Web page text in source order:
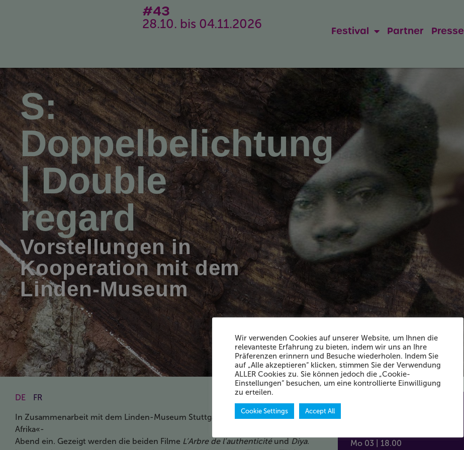
#43
28.10. bis 04.11.2026
Festival Partner Presse
S:
Doppelbelichtung
| Double
regard
Vorstellungen in
Kooperation mit dem
Linden-Museum
DE FR
In Zusammenarbeit mit dem Linden-Museum Stuttgart laden wir zu einem »Fokus
Afrika«-
Abend ein. Gezeigt werden die beiden Filme L’Arbre de l’authenticitéund Diya.
Mo 03 | 18.00
Wir verwenden Cookies auf unserer Website, um Ihnen die
relevanteste Erfahrung zu bieten, indem wir uns an Ihre
Präferenzen erinnern und Besuche wiederholen. Indem Sie
auf „Alle akzeptieren“ klicken, stimmen Sie der Verwendung
ALLER Cookies zu. Sie können jedoch die „Cookie-
Einstellungen“ besuchen, um eine kontrollierte Einwilligung
zu erteilen.
Cookie Settings Accept All